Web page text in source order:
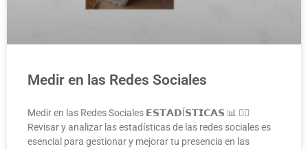
Medir en las Redes Sociales
Medir en las Redes Sociales 𝗘𝗦𝗧𝗔𝗗Í𝗦𝗧𝗜𝗖𝗔𝗦 📊 👉🏻
Revisar y analizar las estadísticas de las redes sociales es
esencial para gestionar y mejorar tu presencia en las